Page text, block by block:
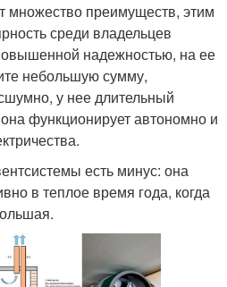
множество преимуществ, этим
среди владельцев
надежностью, на ее
небольшую сумму,
у нее длительный
функционирует автономно и
есть минус: она
в теплое время года, когда